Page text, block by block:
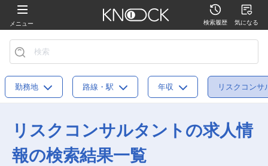
メニュー 検索履歴 気になる
勤務地 路線・駅 年収 リスクコンサ
リスクコンサルタントの求人情
報の検索結果一覧